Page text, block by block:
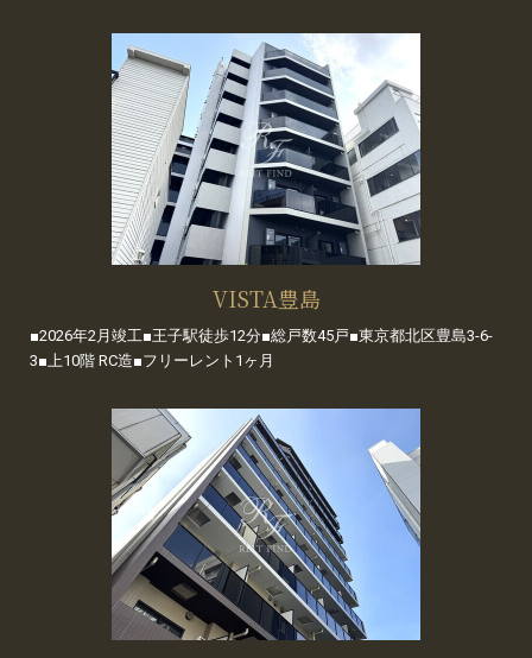
VISTA豊島
■2026年2月竣工■王子駅徒歩12分■総戸数45戸■東京都北区豊島3-6-
3■上10階 RC造■フリーレント1ヶ月